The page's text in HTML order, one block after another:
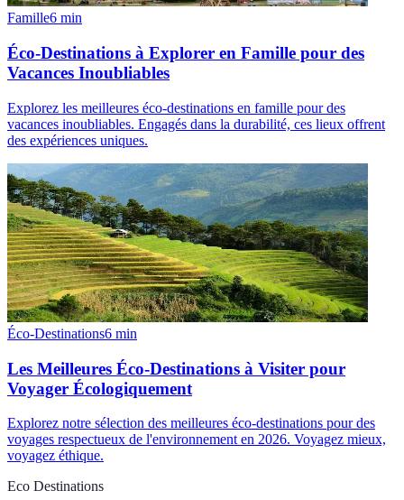
Famille6 min
Éco-Destinations à Explorer en Famille pour des
Vacances Inoubliables
Explorez les meilleures éco-destinations en famille pour des
vacances inoubliables. Engagés dans la durabilité, ces lieux offrent
des expériences uniques.
Éco-Destinations6 min
Les Meilleures Éco-Destinations à Visiter pour
Voyager Écologiquement
Explorez notre sélection des meilleures éco-destinations pour des
voyages respectueux de l'environnement en 2026. Voyagez mieux,
voyagez éthique.
Eco Destinations